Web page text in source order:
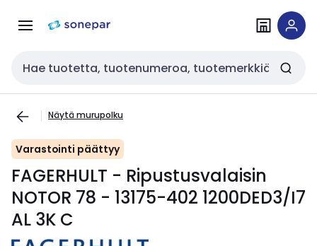
navigointiinsisältöön
Haku
Näytä murupolku
Varastointi päättyy
FAGERHULT - Ripustusvalaisin
NOTOR 78 - 13175-402 1200DED3/I7
AL 3K C